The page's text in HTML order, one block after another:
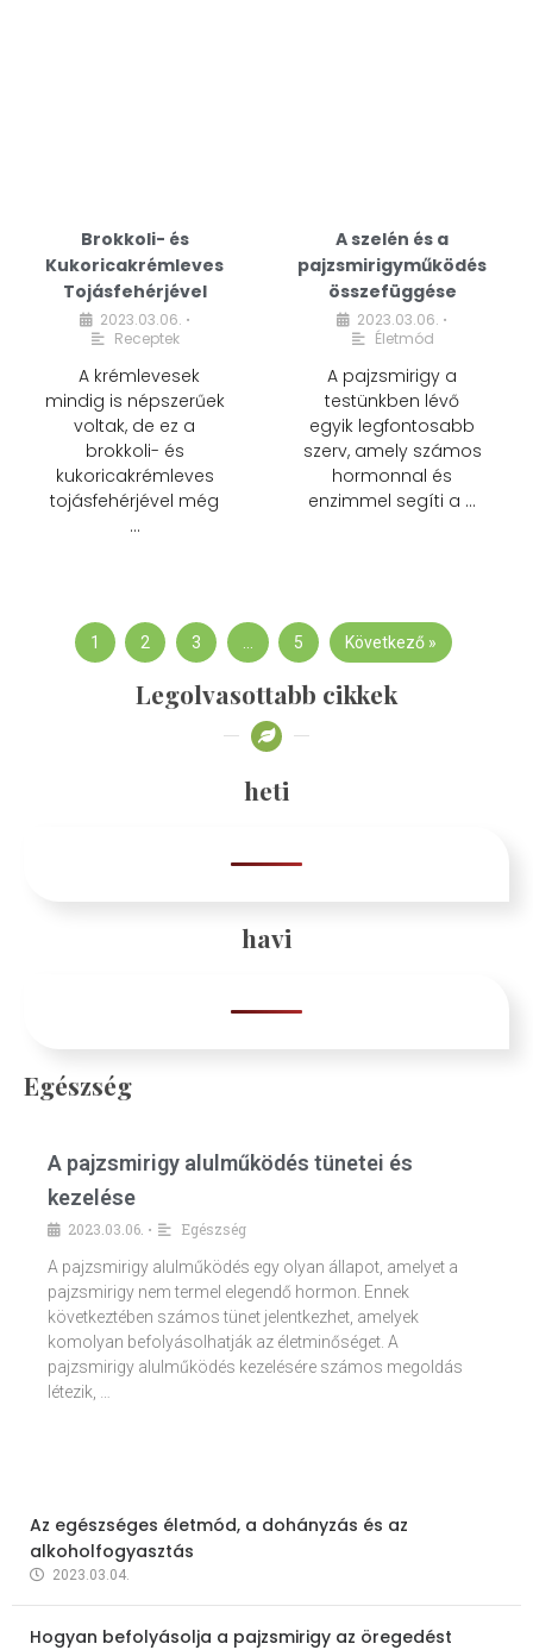
Brokkoli- és
Kukoricakrémleves
Tojásfehérjével
2023.03.06. •
Receptek
A krémlevesek
mindig is népszerűek
voltak, de ez a
brokkoli- és
kukoricakrémleves
tojásfehérjével még
…
A szelén és a
pajzsmirigyműködés
összefüggése
2023.03.06. •
Életmód
A pajzsmirigy a
testünkben lévő
egyik legfontosabb
szerv, amely számos
hormonnal és
enzimmel segíti a …
1 2 3 … 5 Következő »
Legolvasottabb cikkek
heti
havi
Egészség
A pajzsmirigy alulműködés tünetei és
kezelése
2023.03.06. •
Egészség
A pajzsmirigy alulműködés egy olyan állapot, amelyet a
pajzsmirigy nem termel elegendő hormon. Ennek
következtében számos tünet jelentkezhet, amelyek
komolyan befolyásolhatják az életminőséget. A
pajzsmirigy alulműködés kezelésére számos megoldás
létezik, …
Az egészséges életmód, a dohányzás és az
alkoholfogyasztás
2023.03.04.
Hogyan befolyásolja a pajzsmirigy az öregedést